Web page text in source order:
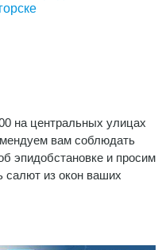
на центральных улицах
вам соблюдать
эпидобстановке и просим
салют из окон ваших